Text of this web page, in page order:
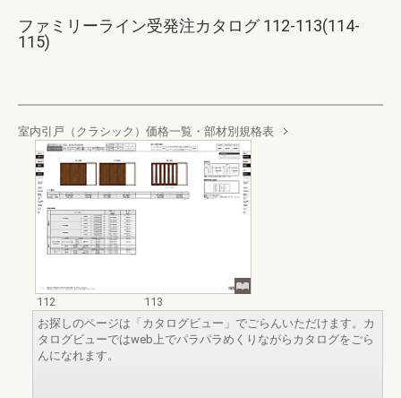
ファミリーライン受発注カタログ 112-113(114-
115)
室内引戸（クラシック）価格一覧・部材別規格表
112
113
お探しのページは「カタログビュー」でごらんいただけます。カ
タログビューではweb上でパラパラめくりながらカタログをごら
んになれます。